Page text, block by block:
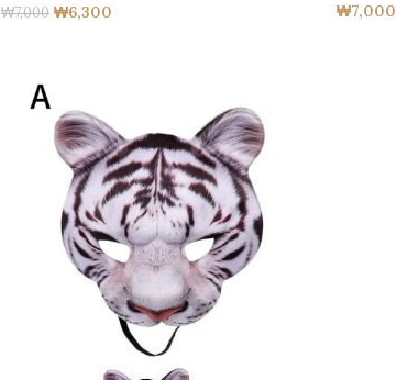
₩7,000 ₩6,300
₩7,000